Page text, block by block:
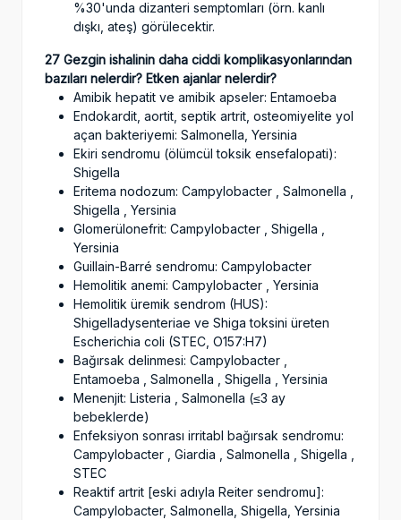
%30'unda dizanteri semptomları (örn. kanlı
dışkı, ateş) görülecektir.
27 Gezgin ishalinin daha ciddi komplikasyonlarından
bazıları nelerdir? Etken ajanlar nelerdir?
Amibik hepatit ve amibik apseler: Entamoeba
Endokardit, aortit, septik artrit, osteomiyelite yol
açan bakteriyemi: Salmonella, Yersinia
Ekiri sendromu (ölümcül toksik ensefalopati):
Shigella
Eritema nodozum: Campylobacter , Salmonella ,
Shigella , Yersinia
Glomerülonefrit: Campylobacter , Shigella ,
Yersinia
Guillain-Barré sendromu: Campylobacter
Hemolitik anemi: Campylobacter , Yersinia
Hemolitik üremik sendrom (HUS):
Shigelladysenteriae ve Shiga toksini üreten
Escherichia coli (STEC, O157:H7)
Bağırsak delinmesi: Campylobacter ,
Entamoeba , Salmonella , Shigella , Yersinia
Menenjit: Listeria , Salmonella (≤3 ay
bebeklerde)
Enfeksiyon sonrası irritabl bağırsak sendromu:
Campylobacter , Giardia , Salmonella , Shigella ,
STEC
Reaktif artrit [eski adıyla Reiter sendromu]:
Campylobacter, Salmonella, Shigella, Yersinia